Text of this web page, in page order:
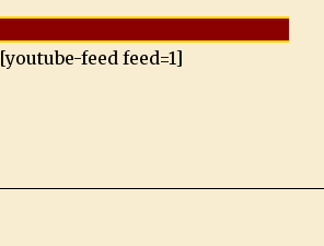
[youtube-feed feed=1]